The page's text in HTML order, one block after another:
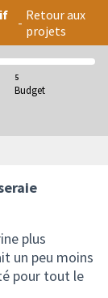
- Retour aux
projets
5
Budget
plus
un peu moins
pour tout le